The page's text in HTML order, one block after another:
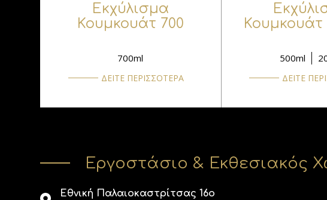
Εκχύλισμα
Κουμκουάτ 700
700ml
ΔΕΙΤΕ ΠΕΡΙΣΣΟΤΕΡΑ
500ml
ΔΕΙΤΕ
Εργοστάσιο & Εκθεσιακός
Εθνική Παλαιοκαστρίτσας 16ο